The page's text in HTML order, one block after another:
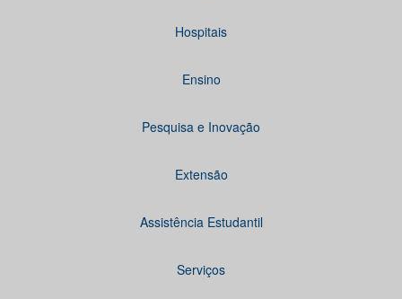
Hospitais
Ensino
Pesquisa e Inovação
Extensão
Assistência Estudantil
Serviços